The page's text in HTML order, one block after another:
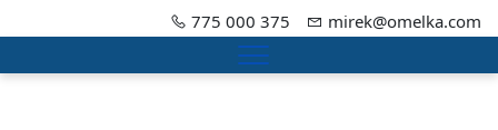
775 000 375 mirek@omelka.com
Menu